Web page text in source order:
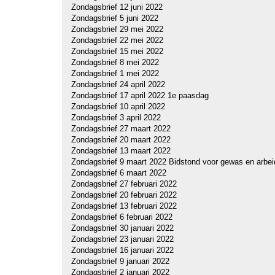
Zondagsbrief 12 juni 2022
Zondagsbrief 5 juni 2022
Zondagsbrief 29 mei 2022
Zondagsbrief 22 mei 2022
Zondagsbrief 15 mei 2022
Zondagsbrief 8 mei 2022
Zondagsbrief 1 mei 2022
Zondagsbrief 24 april 2022
Zondagsbrief 17 april 2022 1e paasdag
Zondagsbrief 10 april 2022
Zondagsbrief 3 april 2022
Zondagsbrief 27 maart 2022
Zondagsbrief 20 maart 2022
Zondagsbrief 13 maart 2022
Zondagsbrief 9 maart 2022 Bidstond voor gewas en
Zondagsbrief 6 maart 2022
Zondagsbrief 27 februari 2022
Zondagsbrief 20 februari 2022
Zondagsbrief 13 februari 2022
Zondagsbrief 6 februari 2022
Zondagsbrief 30 januari 2022
Zondagsbrief 23 januari 2022
Zondagsbrief 16 januari 2022
Zondagsbrief 9 januari 2022
Zondagsbrief 2 januari 2022